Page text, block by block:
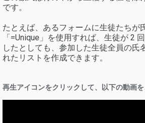
です。
たとえば、あるフォームに生徒たちが
「=Unique」を使用すれば、生徒が 2
したとしても、参加した生徒全員の氏
れたリストを作成できます。
再生アイコンをクリックして、以下の動画を